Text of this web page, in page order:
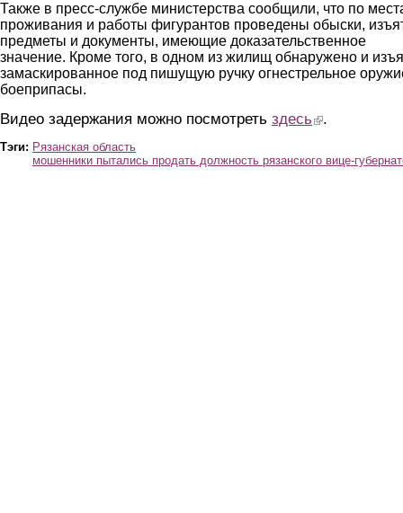
Также в пресс-службе министерства сообщили, что по
проживания и работы фигурантов проведены обыски,
предметы и документы, имеющие доказательственное
значение. Кроме того, в одном из жилищ обнаружено и
замаскированное под пишущую ручку огнестрельное
боеприпасы.
Видео задержания можно посмотреть здесь (link is external)
.
Тэги: Рязанская область
мошенники пытались продать должность рязанского вице-